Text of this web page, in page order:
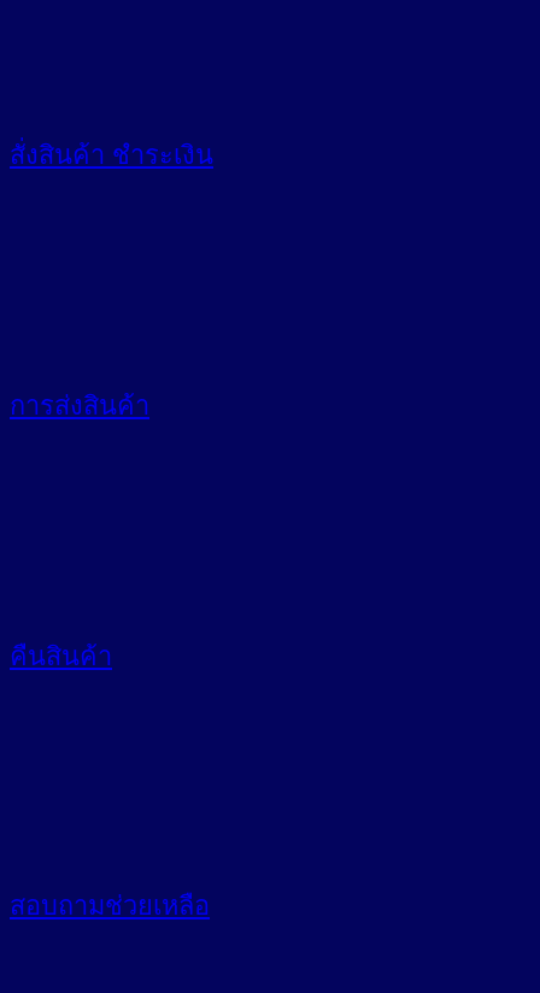
สั่งสินค้า ชำระเงิน
การส่งสินค้า
คืนสินค้า
สอบถามช่วยเหลือ